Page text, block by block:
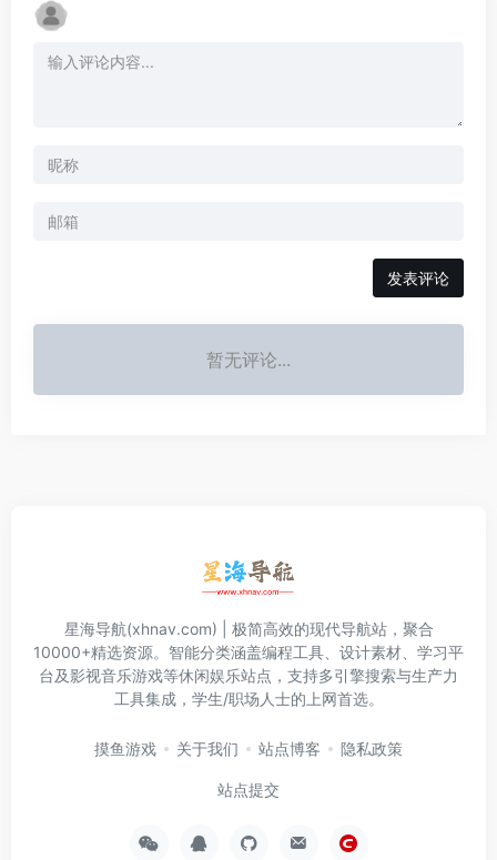
发表评论
暂无评论...
星海导航(xhnav.com) | 极简高效的现代导航站，聚合
10000+精选资源。智能分类涵盖编程工具、设计素材、学习平
台及影视音乐游戏等休闲娱乐站点，支持多引擎搜索与生产力
工具集成，学生/职场人士的上网首选。
摸鱼游戏 关于我们 站点博客 隐私政策
站点提交